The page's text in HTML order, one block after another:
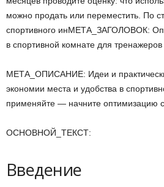
можно продать или переместить. По
спортивного инМЕТА_ЗАГОЛОВОК:
в спортивной комнате для
МЕТА_ОПИСАНИЕ: Идеи и
экономии места и удобства в
применяйте — начните оптимизацию
ОСНОВНОЙ_ТЕКСТ:
Введение